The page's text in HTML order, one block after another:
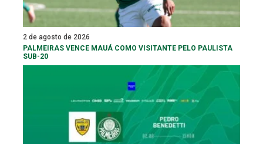
2 de agosto de 2026
PALMEIRAS VENCE MAUÁ COMO VISITANTE PELO PAULISTA
SUB-20